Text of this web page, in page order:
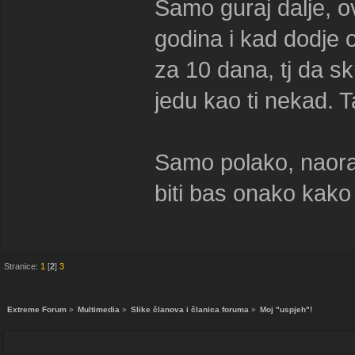
Samo guraj dalje,
godina i kad dodje
za 10 dana, tj da
jedu kao ti nekad.
Samo polako,
biti bas onako
Stranice: 1 [2]3
Extreme Forum » Multimedia » Slike članova i članica foruma » Moj "uspjeh"!